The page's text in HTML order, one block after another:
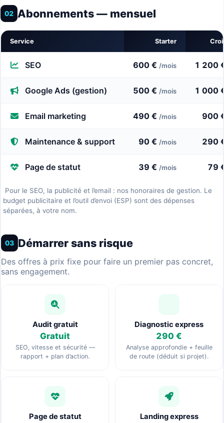
02 Abonnements — mensuel
Service Starter
SEO 600 € /mois 1 200
Google Ads (gestion) 500 € /mois 1 000
Email marketing 490 € /mois 900
Maintenance & support 90 € /mois 290
Page de statut 39 € /mois 79
Pour le SEO, la publicité et l’email : nos honoraires de gestion. Le
budget publicitaire et l’outil d’envoi (ESP) sont des dépenses
séparées, à votre nom.
03 Démarrer sans risque
Des offres à prix fixe pour faire un premier pas concret,
sans engagement.
Audit gratuit
Gratuit
SEO, vitesse et sécurité —
rapport + plan d’action.
Diagnostic express
290 €
Analyse approfondie + feuille
de route (déduit si projet).
Page de statut Landing express